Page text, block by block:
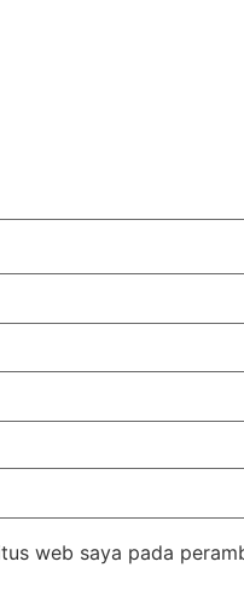
web saya pada